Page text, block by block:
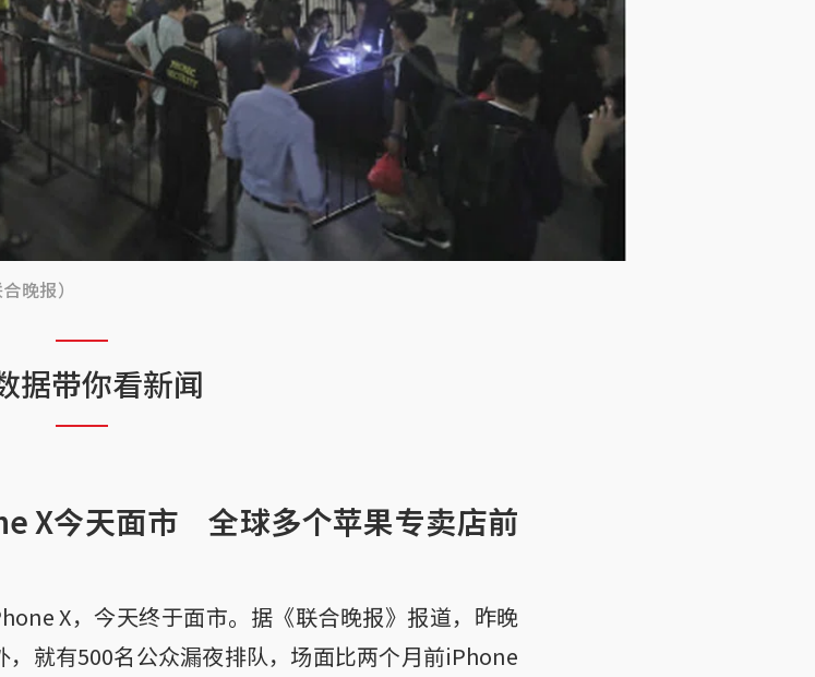
晚报）
据带你看新闻
X今天面市 全球多个苹果专卖店前
X，今天终于面市。据《联合晚报》报道，昨晚
，就有500名公众漏夜排队，场面比两个月前iPhone